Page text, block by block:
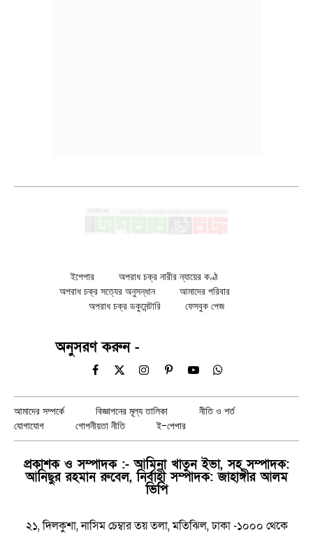
ইপেপার
অপরাধ চক্র নারীর ন্যায়ের কণ্ঠ
অপরাধ চক্র সত্যের অনুসন্ধান
আমাদের পরিবার
অপরাধ চক্র ডকুমেন্টারি
ফেসবুক পেজ
অনুসরণ করুন -
Facebook
X
InstagramPinterestYouTubeWhatsApp
আমাদের সম্পর্কে বিজ্ঞাপনের মূল্য তালিকা
নীতি ও শর্ত
যোগাযোগ
গোপনীয়তা নীতি ই-পেপার
প্রকাশক ও সম্পাদক :- আমিনা খাতুন ইভা, সহ সম্পাদক:
আনিছুর রহমান রুবেল, নির্বাহী সম্পাদক: জাহাঙ্গীর আলম
ভিপি
২১, দিলকুশা, নাসিম চেম্বার তয় তলা, মতিঝিল, ঢাকা -১০০০ থেকে